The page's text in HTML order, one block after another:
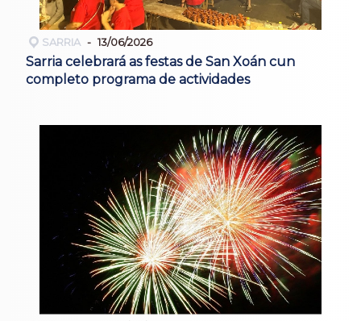
SARRIA 13/06/2026
Sarria celebrará as festas de San Xoán cun
completo programa de actividades